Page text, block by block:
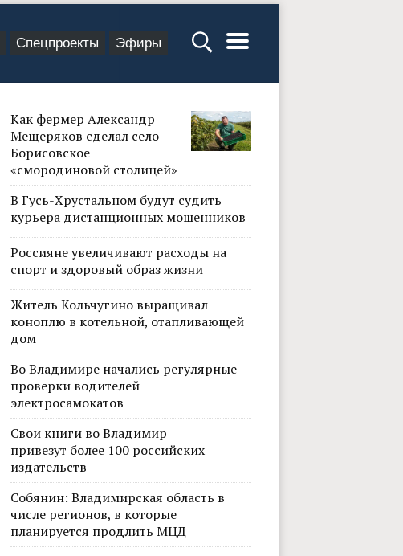
Спецпроекты Эфиры
Как фермер Александр
Мещеряков сделал село
Борисовское
«смородиновой столицей»
В Гусь-Хрустальном будут судить
курьера дистанционных мошенников
Россияне увеличивают расходы на
спорт и здоровый образ жизни
Житель Кольчугино выращивал
коноплю в котельной, отапливающей
дом
Во Владимире начались регулярные
проверки водителей
электросамокатов
Свои книги во Владимир
привезут более 100 российских
издательств
Собянин: Владимирская область в
числе регионов, в которые
планируется продлить МЦД